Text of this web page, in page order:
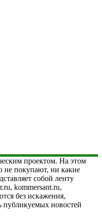
проектом. На этом
не покупают, ни какие
собой ленту
kommersant.ru,
без искажения,
публикуемых новостей